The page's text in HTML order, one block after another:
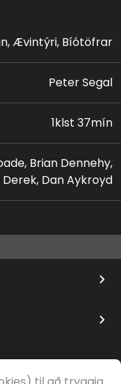
Mun Tommy
verksmiðjan, og
Ævintýri, Bíótöfrar
Peter Segal
1klst 37mín
Brian Dennehy,
Derek, Dan Aykroyd